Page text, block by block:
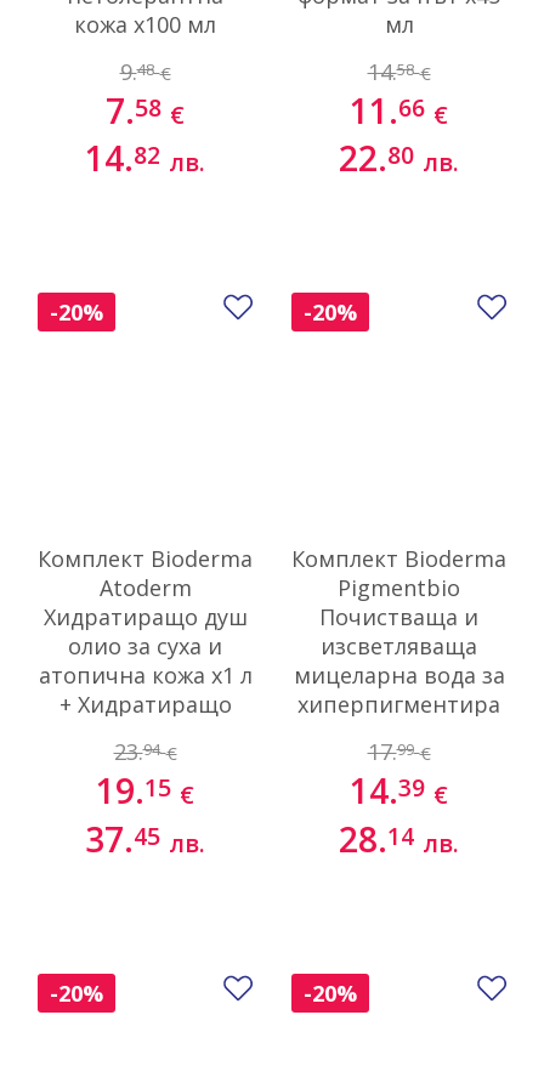
кожа х100 мл
9.48 €
7.58 €
14.82 лв.
мл
14.58 €
11.66 €
22.80 лв.
Комплект Bioderma
Atoderm
Хидратиращо душ
олио за суха и
атопична кожа х1 л
+ Хидратиращо
атопична кожа
формат за път х100
мл
23.94 €
19.15 €
37.45 лв.
-20% Добави в любими
Комплект Bioderma
Pigmentbio
Почистваща и
изсветляваща
мицеларна вода за
хиперпигментира
17.99 €
14.39 €
28.14 лв.
-20%
-20% Добави в любими
-20%